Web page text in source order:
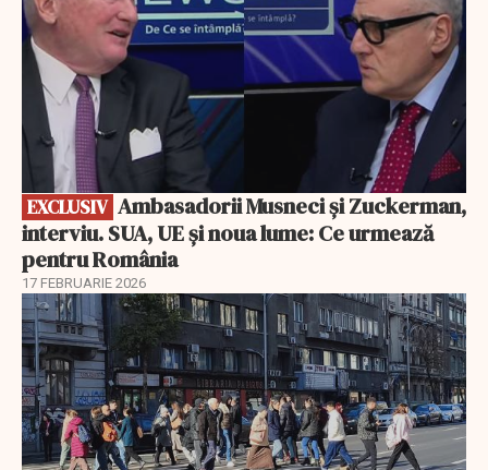
EXCLUSIV
interviu. SUA, UE și noua lume: Ce urmează
pentru România
17 FEBRUARIE 2026